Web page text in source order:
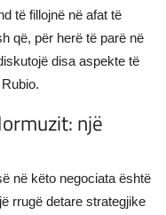
të fillojnë në afat të
që, për herë të parë në
disa aspekte të
një
në këto negociata është
rrugë detare strategjike